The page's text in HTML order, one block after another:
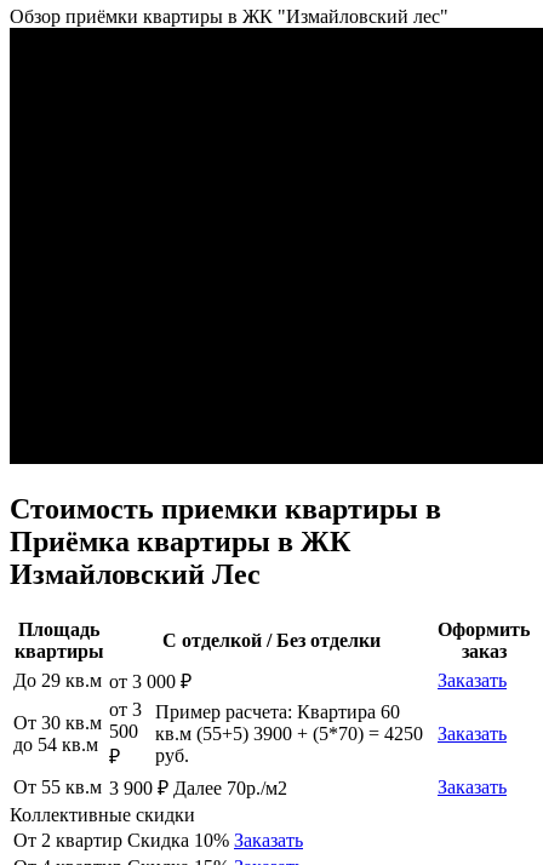
Обзор приёмки квартиры в ЖК "Измайловский лес"
Стоимость приемки квартиры в
Приёмка квартиры в ЖК
Измайловский Лес
Площадь
квартиры
С отделкой / Без отделки
Оформить
заказ
До 29 кв.м от 3 000 ₽ Заказать
От 30 кв.м
до 54 кв.м
от 3
500
₽
Пример расчета: Квартира 60
кв.м (55+5) 3900 + (5*70) = 4250
руб.
Заказать
От 55 кв.м 3 900 ₽ Далее 70р./м2
Заказать
Коллективные скидки
От 2 квартир Скидка 10% Заказать